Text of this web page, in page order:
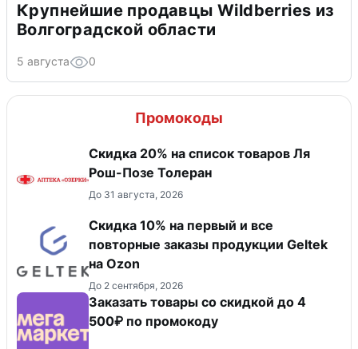
Крупнейшие продавцы Wildberries из
Волгоградской области
5 августа 0
Промокоды
Скидка 20% на список товаров Ля
Рош-Позе Толеран
До 31 августа, 2026
Скидка 10% на первый и все
повторные заказы продукции Geltek
на Ozon
До 2 сентября, 2026
Заказать товары со скидкой до 4
500₽ по промокоду